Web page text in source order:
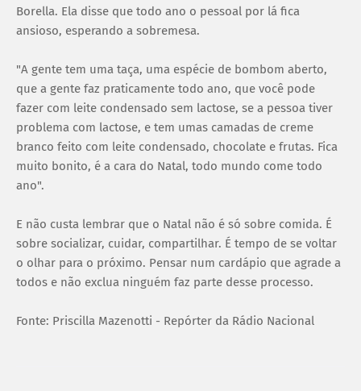
Borella. Ela disse que todo ano o pessoal por lá fica
ansioso, esperando a sobremesa.
"A gente tem uma taça, uma espécie de bombom aberto,
que a gente faz praticamente todo ano, que você pode
fazer com leite condensado sem lactose, se a pessoa tiver
problema com lactose, e tem umas camadas de creme
branco feito com leite condensado, chocolate e frutas. Fica
muito bonito, é a cara do Natal, todo mundo come todo
ano".
E não custa lembrar que o Natal não é só sobre comida. É
sobre socializar, cuidar, compartilhar. É tempo de se voltar
o olhar para o próximo. Pensar num cardápio que agrade a
todos e não exclua ninguém faz parte desse processo.
Fonte: Priscilla Mazenotti - Repórter da Rádio Nacional